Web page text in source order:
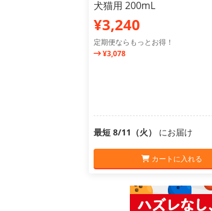
犬猫用 200mL
¥3,240
定期便ならもっとお得！
¥3,078
最短 8/11（火） にお届け
カートに入れる